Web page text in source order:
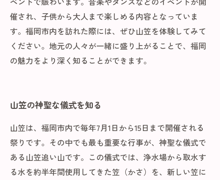
催され、子供から大人まで楽しめる内容となっていま
す。福岡市内を訪れた際には、ぜひ山笠を体験してみて
ください。地元の人々が一緒に盛り上がることで、福岡
の魅力をより深く知ることができます。
山笠の神聖な儀式を知る
山笠は、福岡市内で毎年7月1日から15日まで開催される
祭りです。その中でも最も重要な行事が、神聖な儀式で
ある山笠追い山です。この儀式では、浄水場から取水す
る水を約半年間使用してきた笠（かさ）を、新しい笠に